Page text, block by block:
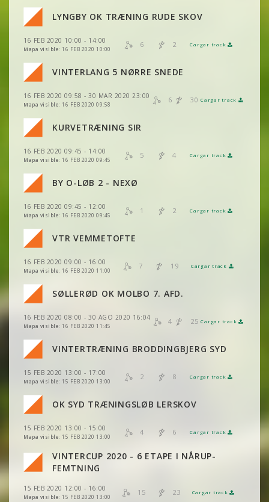
LYNGBY OK TRÆNING RUDE SKOV
16 FEB 2020 10:00 - 14:00
Mapa visible: 16 FEB 2020 10:00
6 2 Cargar track
VER 2DRERUN
VER 2DRERUN
VINTERLANG 5 NØRRE SNEDE
16 FEB 2020 09:58 - 30 MAR 2020 23:00
Mapa visible: 16 FEB 2020 09:58
6 30 Cargar track
VER
VER 2DRERUN
VER 2DRERUN
VER 2DRERUN
KURVETRÆNING SIR
16 FEB 2020 09:45 - 14:00
Mapa visible: 16 FEB 2020 09:45
5 4 Cargar track
VER
VER 2DRERUN
VER 2DRERUN
VER 2DRERUN
BY O-LØB 2 - NEXØ
16 FEB 2020 09:45 - 12:00
Mapa visible: 16 FEB 2020 09:45
1 2 Cargar track
VER 2DRERUN
VTR VEMMETOFTE
16 FEB 2020 09:00 - 16:00
Mapa visible: 16 FEB 2020 11:00
7 19 Cargar track
VER
VER 2DRERUN
VER 2DRERUN
VER 2DRERUN
VER 2DRERUN
SØLLERØD OK MOLBO 7. AFD.
16 FEB 2020 08:00 - 30 AGO 2020 16:04
Mapa visible: 16 FEB 2020 11:45
4 25 Cargar track
VER
VER 2DRERUN
VER 2DRERUN
VER 2DRERUN
VINTERTRÆNING BRODDINGBJERG SYD
15 FEB 2020 13:00 - 17:00
Mapa visible: 15 FEB 2020 13:00
2 8 Cargar track
VER 2DRERUN
VER 2DRERUN
OK SYD TRÆNINGSLØB LERSKOV
15 FEB 2020 13:00 - 15:00
Mapa visible: 15 FEB 2020 13:00
4 6 Cargar track
VER
VER 2DRERUN
VER 2DRERUN
VER 2DRERUN
VINTERCUP 2020 - 6 ETAPE I NÅRUP-
FEMTNING
15 FEB 2020 12:00 - 16:00
Mapa visible: 15 FEB 2020 13:00
15 23 Cargar track
VER
VER 2DRERUN
VER 2DRERUN
VER 2DRERUN
VER
VER
VER 2DRERUN
VER 2DRERUN
VER 2DRERUN
VER 2DRERUN
VER 2DRERUN